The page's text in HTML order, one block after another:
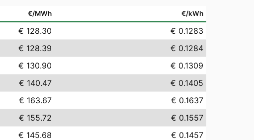
€/MWh €/kWh
€ 128.30
€ 0.1283
€ 128.39
€ 0.1284
€ 130.90
€ 0.1309
€ 140.47
€ 0.1405
€ 163.67
€ 0.1637
€ 155.72
€ 0.1557
€ 145.68
€ 0.1457